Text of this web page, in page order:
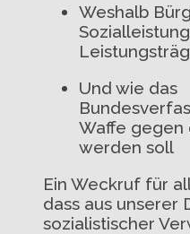
Weshalb
Und wie das
Waffe gegen
werden soll
Ein Weckruf für
dass aus unserer
sozialistischer